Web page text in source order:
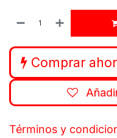
Comprar
Términos y